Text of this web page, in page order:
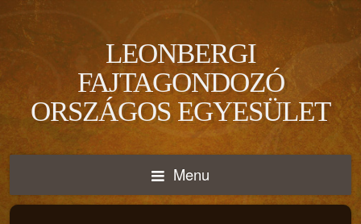
LEONBERGI
FAJTAGONDOZÓ
ORSZÁGOS EGYESÜLET
Menu